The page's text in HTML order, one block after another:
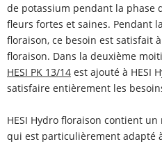
de potassium pendant la phase
fleurs fortes et saines. Pendant
floraison, ce besoin est satisfait
floraison. Dans la deuxième
HESI PK 13/14 est ajouté à HESI
satisfaire entièrement les
HESI Hydro floraison contient
qui est particulièrement adapté